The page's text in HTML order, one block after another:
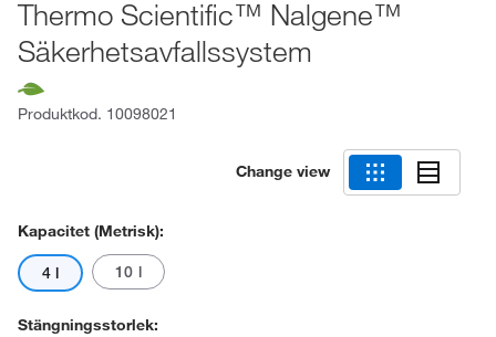
Thermo Scientific™ Nalgene™
Säkerhetsavfallssystem
Produktkod. 10098021
Change view
Kapacitet (metrisk):
4 l 10 l
Stängningsstorlek: